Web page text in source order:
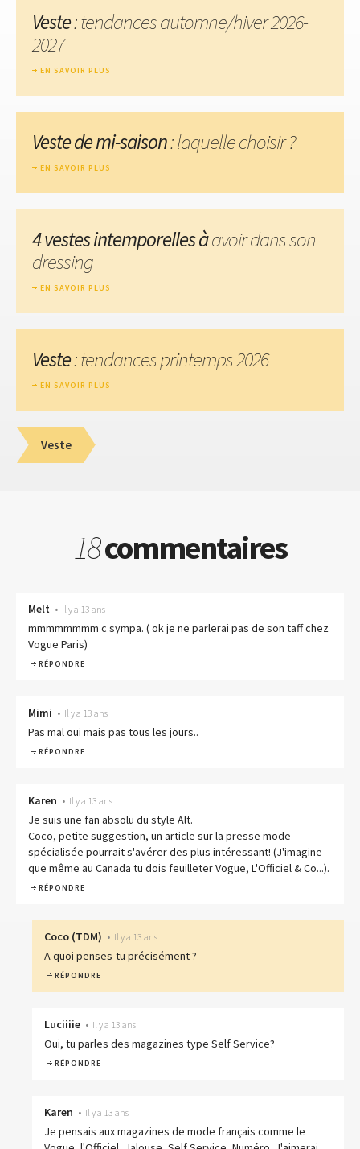
Veste: tendances automne/hiver 2026-
2027
EN SAVOIR PLUS
Veste de mi-saison: laquelle choisir ?
EN SAVOIR PLUS
4 vestes intemporelles àavoir dans son
dressing
EN SAVOIR PLUS
Veste: tendances printemps 2026
EN SAVOIR PLUS
Veste
18commentaires
Melt • Il y a 13 ans
mmmmmmmm c sympa. ( ok je ne parlerai pas de son taff chez
Vogue Paris)
RÉPONDRE
Mimi • Il y a 13 ans
Pas mal oui mais pas tous les jours..
RÉPONDRE
Karen • Il y a 13 ans
Je suis une fan absolu du style Alt.
Coco, petite suggestion, un article sur la presse mode
spécialisée pourrait s'avérer des plus intéressant! (J'imagine
que même au Canada tu dois feuilleter Vogue, L'Officiel & Co...).
RÉPONDRE
Coco (TDM) • Il y a 13 ans
A quoi penses-tu précisément ?
RÉPONDRE
Luciiiie • Il y a 13 ans
Oui, tu parles des magazines type Self Service?
RÉPONDRE
Karen • Il y a 13 ans
Je pensais aux magazines de mode français comme le